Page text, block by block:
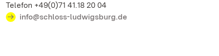
Telefon +49(0)71 41.18 20 04
info@schloss-ludwigsburg.de